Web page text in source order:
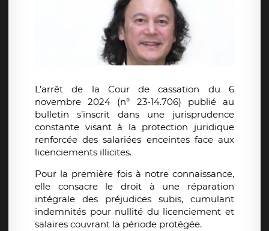
L’arrêt de la Cour de cassation du 6
novembre 2024 (n° 23-14.706) publié au
bulletin s’inscrit dans une jurisprudence
constante visant à la protection juridique
renforcée des salariées enceintes face aux
licenciements illicites.
Pour la première fois à notre connaissance,
elle consacre le droit à une réparation
intégrale des préjudices subis, cumulant
indemnités pour nullité du licenciement et
salaires couvrant la période protégée.